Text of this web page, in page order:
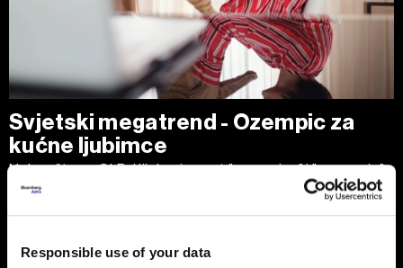
Responsible use of your data
Svjetski megatrend - Ozempic za
kućne ljubimce
Nakon što su GLP-1 lijekovi poput "ozempica" i "wegovyja"
stvorili jednu od najvećih farmaceutskih kategorija u
povijesti, nova prilika pojavljuje se u industriji kućnih
ljubimaca.